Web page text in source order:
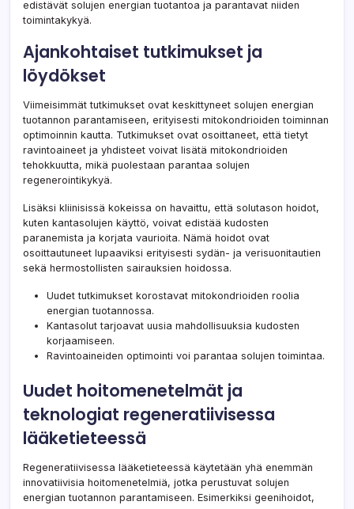
edistävät solujen energian tuotantoa ja parantavat niiden
toimintakykyä.
Ajankohtaiset tutkimukset ja
löydökset
Viimeisimmät tutkimukset ovat keskittyneet solujen energian
tuotannon parantamiseen, erityisesti mitokondrioiden toiminnan
optimoinnin kautta. Tutkimukset ovat osoittaneet, että tietyt
ravintoaineet ja yhdisteet voivat lisätä mitokondrioiden
tehokkuutta, mikä puolestaan parantaa solujen
regenerointikykyä.
Lisäksi kliinisissä kokeissa on havaittu, että solutason hoidot,
kuten kantasolujen käyttö, voivat edistää kudosten
paranemista ja korjata vaurioita. Nämä hoidot ovat
osoittautuneet lupaaviksi erityisesti sydän- ja verisuonitautien
sekä hermostollisten sairauksien hoidossa.
Uudet tutkimukset korostavat mitokondrioiden roolia
energian tuotannossa.
Kantasolut tarjoavat uusia mahdollisuuksia kudosten
korjaamiseen.
Ravintoaineiden optimointi voi parantaa solujen toimintaa.
Uudet hoitomenetelmät ja
teknologiat regeneratiivisessa
lääketieteessä
Regeneratiivisessa lääketieteessä käytetään yhä enemmän
innovatiivisia hoitomenetelmiä, jotka perustuvat solujen
energian tuotannon parantamiseen. Esimerkiksi geenihoidot,